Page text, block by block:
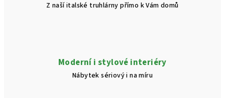
Z naší italské truhlárny přímo k Vám domů
Moderní i stylové interiéry
Nábytek sériový i na míru